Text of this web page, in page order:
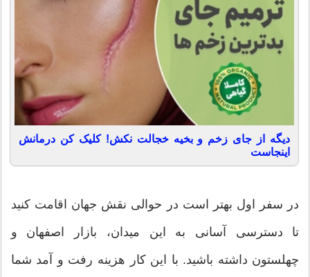
دیگه از جای زخم و بخیه خجالت نکش! کلیک کن درمانش
اینجاست
در سفر اول بهتر است در حوالی نقش جهان اقامت کنید
تا دسترسی آسانی به این میدان، بازار اصفهان و
چهلستون داشته باشید. با این کار هزینه رفت و آمد شما